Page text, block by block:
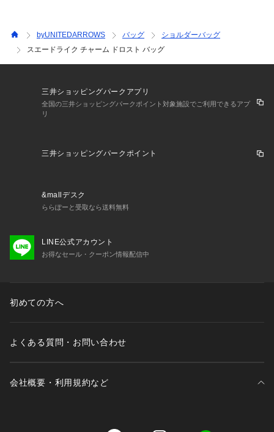
byUNITEDARROWS バッグ
ショルダーバッグ
スエードライク チャーム ドロスト バッグ
三井ショッピングパークアプリ
全国の三井ショッピングパークポイント対象施設でご利用できるアプ
リ
三井ショッピングパークポイント
&mallデスク
ららぽーと受取なら送料無料
LINE公式アカウント
お得なセール・クーポン情報配信中
初めての方へ
よくある質問・お問い合わせ
会社概要・利用規約など